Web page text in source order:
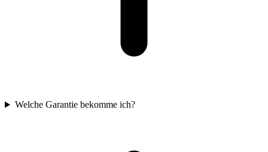
Welche Garantie bekomme ich?